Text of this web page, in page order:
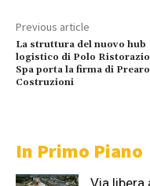
Previous article
La struttura del nuovo hub
logistico di Polo
Spa porta la firma di Prearo
Costruzioni
In Primo Piano
Via libera